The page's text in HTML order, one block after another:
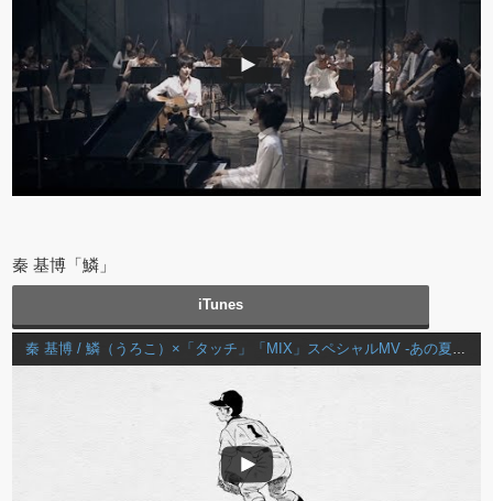
秦 基博「鱗」
iTunes